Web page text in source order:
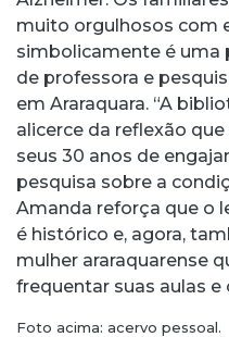
muito orgulhosos com
simbolicamente é uma
de professora e
em Araraquara. “A
alicerce da reflexão
seus 30 anos de
pesquisa sobre a
Amanda reforça que o
é histórico e, agora,
mulher araraquarense
frequentar suas aulas
Foto acima: acervo pessoal.